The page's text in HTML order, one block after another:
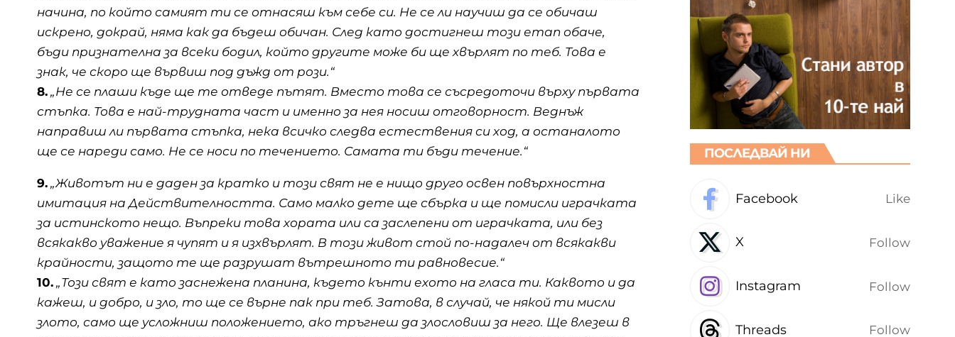
начина, по който самият ти се отнасяш към себе си. Не се ли научиш да се обичаш
искрено, докрай, няма как да бъдеш обичан. След като достигнеш този етап обаче,
бъди признателна за всеки бодил, който другите може би ще хвърлят по теб. Това е
знак, че скоро ще вървиш под дъжд от рози.“
8. „Не се плаши къде ще те отведе пътят. Вместо това се съсредоточи върху първата
стъпка. Това е най-трудната част и именно за нея носиш отговорност. Веднъж
направиш ли първата стъпка, нека всичко следва естествения си ход, а останалото
ще се нареди само. Не се носи по течението. Самата ти бъди течение.“
9. „Животът ни е даден за кратко и този свят не е нищо друго освен повърхностна
имитация на Действителността. Само малко дете ще сбърка и ще помисли играчката
за истинското нещо. Въпреки това хората или са заслепени от играчката, или без
всякакво уважение я чупят и я изхвърлят. В този живот стой по-надалеч от всякакви
крайности, защото те ще разрушат вътрешното ти равновесие.“
10. „Този свят е като заснежена планина, където кънти ехото на гласа ти. Каквото и да
кажеш, и добро, и зло, то ще се върне пак при теб. Затова, в случай, че някой ти мисли
злото, само ще усложниш положението, ако тръгнеш да злословиш за него. Ще влезеш в
ПОСЛЕДВАЙ НИ
Facebook Like
X Follow
Instagram Follow
Threads Follow